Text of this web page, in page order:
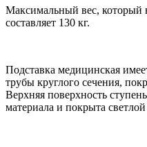
Максимальный вес, который
составляет 130 кг.
Подставка медицинская
трубы круглого сечения,
Верхняя поверхность
материала и покрыта